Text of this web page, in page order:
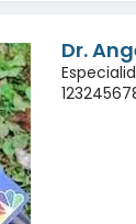
Dr.